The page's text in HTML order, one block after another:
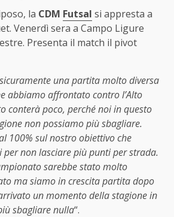
la CDM Futsal si appresta a
Venerdì sera a Campo Ligure
Presenta il match il pivot
una partita molto diversa
abbiamo affrontato contro l’Alto
conterà poco, perché noi in questo
non possiamo più sbagliare.
100% sul nostro obiettivo che
per non lasciare più punti per strada.
sarebbe stato molto
ma siamo in crescita partita dopo
un momento della stagione in
sbagliare nulla“.